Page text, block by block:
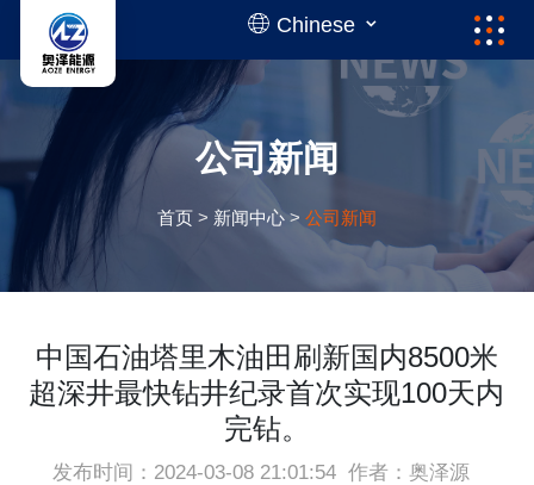
Chinese
公司新闻
首页 > 新闻中心> 公司新闻
中国石油塔里木油田刷新国内8500米
超深井最快钻井纪录首次实现100天内
完钻。
发布时间：2024-03-08 21:01:54 作者：奥泽源